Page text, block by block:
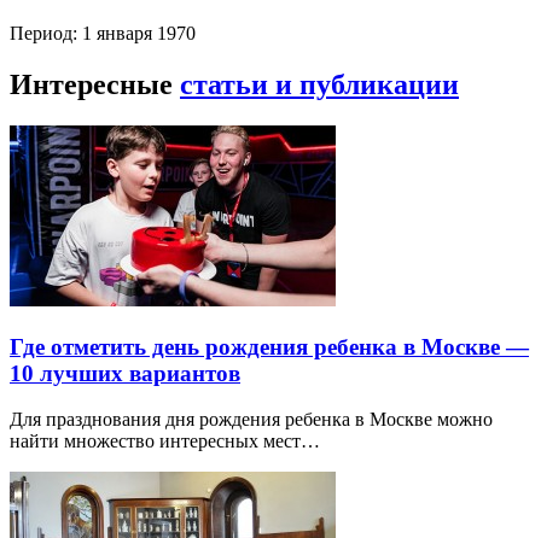
Период: 1 января 1970
Интересные статьи и публикации
Где отметить день рождения ребенка в Москве —
10 лучших вариантов
Для празднования дня рождения ребенка в Москве можно
найти множество интересных мест…